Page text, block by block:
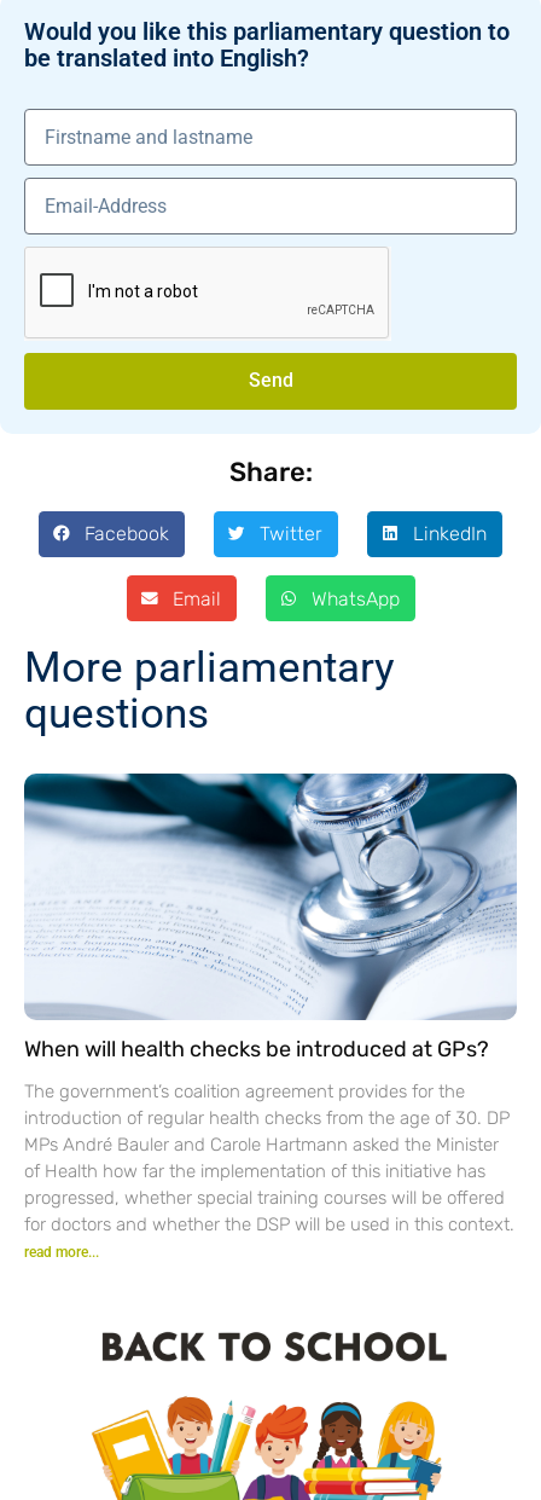
Would you like this parliamentary question to
be translated into English?
Send
Share:
Facebook Twitter LinkedIn
Email WhatsApp
More parliamentary
questions
When will health checks be introduced at GPs?
The government’s coalition agreement provides for the
introduction of regular health checks from the age of 30. DP
MPs André Bauler and Carole Hartmann asked the Minister
of Health how far the implementation of this initiative has
progressed, whether special training courses will be offered
for doctors and whether the DSP will be used in this context.
read more...